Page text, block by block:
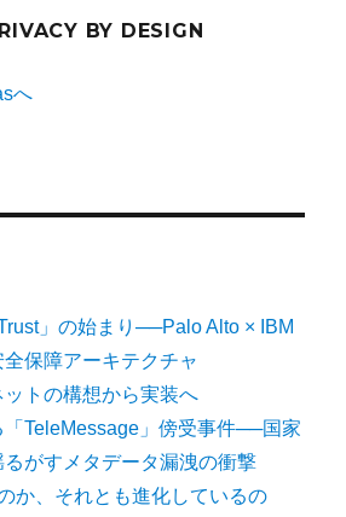
BY DESIGN
へ
」の始まり──Palo Alto × IBM
保障アーキテクチャ
トの構想から実装へ
TeleMessage」傍受事件──国家
がすメタデータ漏洩の衝撃
か、それとも進化しているの